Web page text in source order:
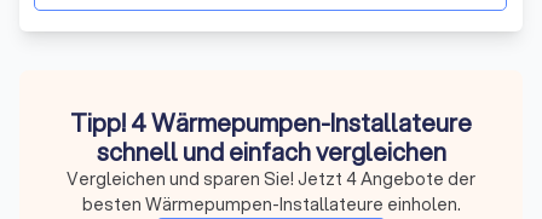
Tipp! 4 Wärmepumpen-Installateure
schnell und einfach vergleichen
Vergleichen und sparen Sie! Jetzt 4 Angebote der
besten Wärmepumpen-Installateure einholen.